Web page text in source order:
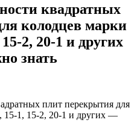
квадратных
колодцев марки
2, 20-1 и других
знать